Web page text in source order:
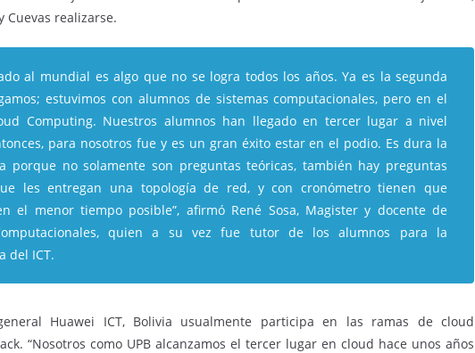
Cuevas realizarse.
al mundial es algo que no se logra todos los años. Ya es la segunda
estuvimos con alumnos de sistemas computacionales, pero en el
Computing. Nuestros alumnos han llegado en tercer lugar a nivel
para nosotros fue y es un gran éxito estar en el podio. Es dura la
porque no solamente son preguntas teóricas, también hay preguntas
les entregan una topología de red, y con cronómetro tienen que
el menor tiempo posible”, afirmó René Sosa, Magister y docente de
quien a su vez fue tutor de los alumnos para la
del ICT.
Huawei ICT, Bolivia usualmente participa en las ramas de cloud
“Nosotros como UPB alcanzamos el tercer lugar en cloud hace unos años